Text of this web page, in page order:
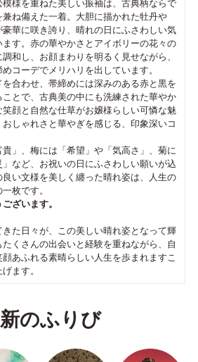
様を重ねた美しい振袖は、古典柄ならで
ね備えた一着。大胆に描かれた牡丹や
華に咲き誇り、晴れの日にふさわしい気
す。赤の華やかさとアイボリーの花々の
和し、お顔まわりを明るく見せながら、
コーデでメリハリを出しています。
合わせ、帯締めには深みのある赤と黒を
とで、古典美の中にも洗練された華やか
顔と自然な仕草がお嬢様らしい可憐な魅
しゃれさと華やぎを感じる、印象深いコ
」、梅には「希望」や「気高さ」、菊に
など、お祝いの日にふさわしい願いが込
い文様を美しく纏った晴れ姿は、人生の
枚です。
ざいます。
た日々が、この美しい晴れ姿となって輝
くさんの出会いと経験を重ねながら、自
あふれる素晴らしい人生を歩まれますこ
ます。
のふりび